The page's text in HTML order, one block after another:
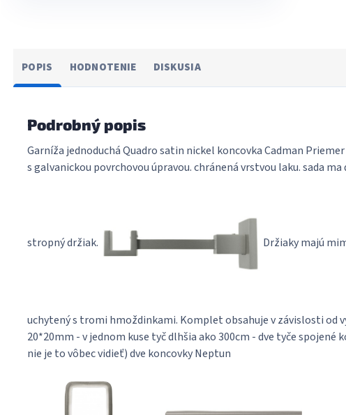
POPIS HODNOTENIE DISKUSIA
Podrobný popis
Garníža jednoduchá Quadro satin nickel koncovka Cadman
s galvanickou povrchovou úpravou. chránená vrstvou laku. sada
stropný držiak. Držiaky majú
uchytený s tromi hmoždinkami. Komplet obsahuje v závislosti od
20*20mm - v jednom kuse tyč dlhšia ako 300cm - dve tyče
nie je to vôbec vidieť) dve koncovky Neptun